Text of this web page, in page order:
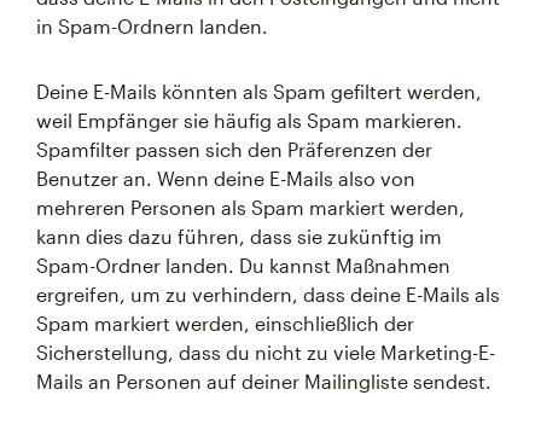
in Spam-Ordnern landen.
Deine E-Mails könnten als Spam gefiltert werden,
weil Empfänger sie häufig als Spam markieren.
Spamfilter passen sich den Präferenzen der
Benutzer an. Wenn deine E-Mails also von
mehreren Personen als Spam markiert werden,
kann dies dazu führen, dass sie zukünftig im
Spam-Ordner landen. Du kannst Maßnahmen
ergreifen, um zu verhindern, dass deine E-Mails als
Spam markiert werden, einschließlich der
Sicherstellung, dass du nicht zu viele Marketing-E-
Mails an Personen auf deiner Mailingliste sendest.